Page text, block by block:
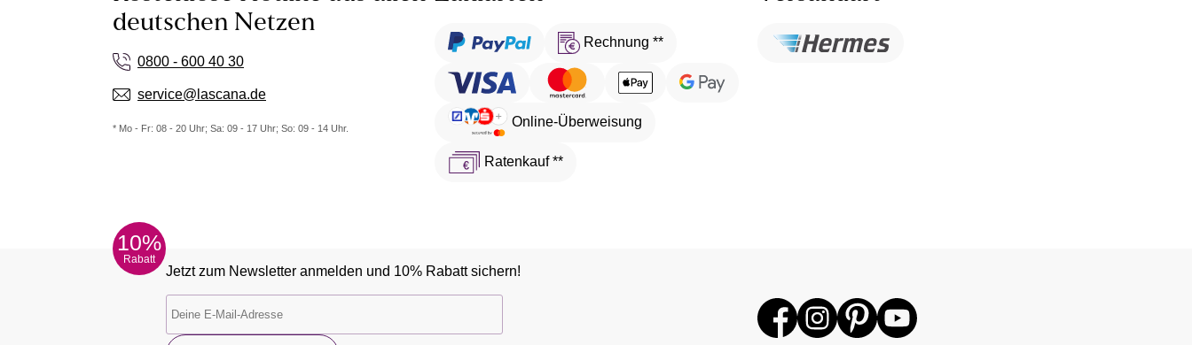
deutschen Netzen
0800 - 600 40 30
service@lascana.de
* Mo - Fr: 08 - 20 Uhr; Sa: 09 - 17 Uhr; So: 09 - 14 Uhr.
Rechnung **
Online-Überweisung
Ratenkauf **
10%
Rabatt
Jetzt zum Newsletter anmelden und 10% Rabatt sichern!